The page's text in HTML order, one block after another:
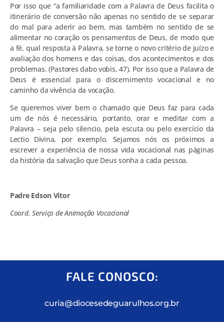
Por isso que “a familiaridade com a Palavra de Deus facilita o
itinerário de conversão não apenas no sentido de se separar
do mal para aderir ao bem, mas também no sentido de se
alimentar no coração os pensamentos de Deus, de modo que
a fé, qual resposta à Palavra, se torne o novo critério de juízo e
avaliação dos homens e das coisas, dos acontecimentos e dos
problemas. (Pastores dabo vobis, 47). Por isso que a Palavra de
Deus é essencial para o discernimento vocacional e no
caminho da vivência da vocação.
Se queremos viver bem o chamado que Deus faz para cada
um de nós é necessário, portanto, orar e meditar com a
Palavra – seja pelo silencio, pela escuta ou pelo exercício da
Lectio Divina, por exemplo. Sejamos nós os próximos a
escrever a experiência de nossa vida vocacional nas páginas
da história da salvação que Deus sonha a cada pessoa.
Padre Edson Vitor
Coord. Serviço de Animação Vocacional
FALE CONOSCO:
curia@diocesedeguarulhos.org.br